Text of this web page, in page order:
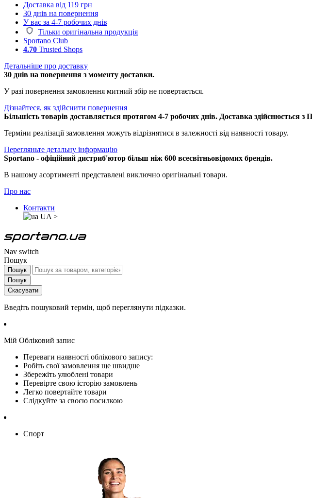
Доставка від 119 грн
30 днів на повернення
У вас за 4-7 робочих днів
Тільки оригінальна продукція
Sportano Club
4.70 Trusted Shops
Детальніше про доставку
30 днів на повернення з моменту доставки.
У разі повернення замовлення митний збір не повертається.
Дізнайтеся, як здійснити повернення
Більшість товарів доставляється протягом 4-7 робочих днів. Доставка здійснюється з
Терміни реалізації замовлення можуть відрізнятися в залежності від наявності товару.
Перегляньте детальну інформацію
Sportano - офіційний дистриб'ютор більш ніж 600 всесвітньовідомих брендів.
В нашому асортименті представлені виключно оригінальні товари.
Про нас
Контакти
UA >
Nav switch
Пошук
Пошук
Пошук
Скасувати
Введіть пошуковий термін, щоб переглянути підказки.
Мій Обліковий запис
Переваги наявності облікового запису:
Робіть свої замовлення ще швидше
Збережіть улюблені товари
Перевірте свою історію замовлень
Легко повертайте товари
Слідкуйте за своєю посилкою
Спорт